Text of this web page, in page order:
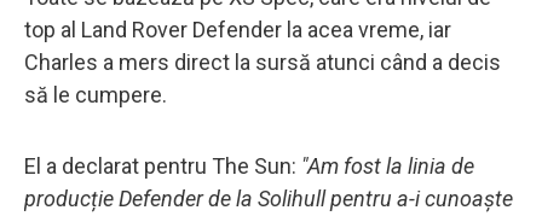
top al Land Rover Defender la acea vreme, iar
Charles a mers direct la sursă atunci când a decis
să le cumpere.
El a declarat pentru The Sun: "Am fost la linia de
producție Defender de la Solihull pentru a-i cunoaște